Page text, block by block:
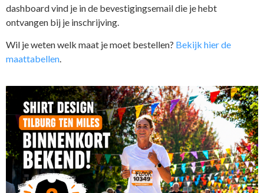
dashboard vind je in de bevestigingsemail die je hebt
ontvangen bij je inschrijving.
Wil je weten welk maat je moet bestellen? Bekijk hier de
maattabellen.